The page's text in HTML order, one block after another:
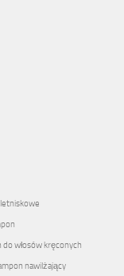
włosów kręconych
nawilżający